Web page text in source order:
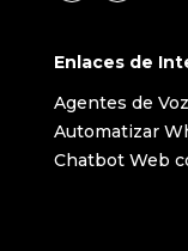
Enlaces de
Agentes de
Automatizar
Chatbot Web